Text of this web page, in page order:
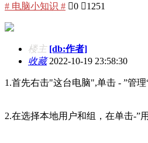
# 电脑小知识 # 0 1251
楼主 [db:作者]
收藏2022-10-19 23:58:30
1.首先右击"这台电脑",单击 - ”管理“
2.在选择本地用户和组，在单击-”用